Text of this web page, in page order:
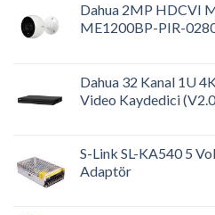
Dahua 2MP HDCVI
ME1200BP-PIR-
Dahua 32 Kanal 1U
Video Kaydedici
S-Link SL-KA540 5
Adaptör